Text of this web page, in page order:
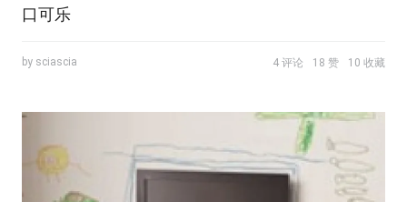
口可乐
by sciascia 4 评论 18 赞 10 收藏